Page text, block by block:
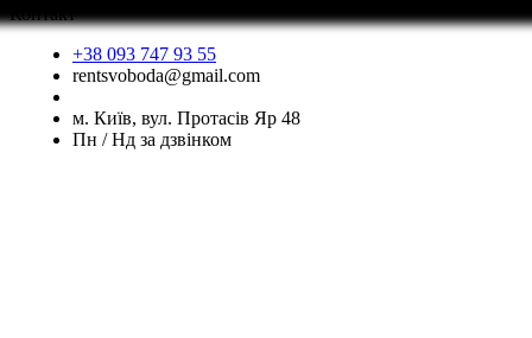
Контакт
+38 093 747 93 55
rentsvoboda@gmail.com
м. Київ, вул. Протасів Яр 48
Пн / Нд за дзвінком